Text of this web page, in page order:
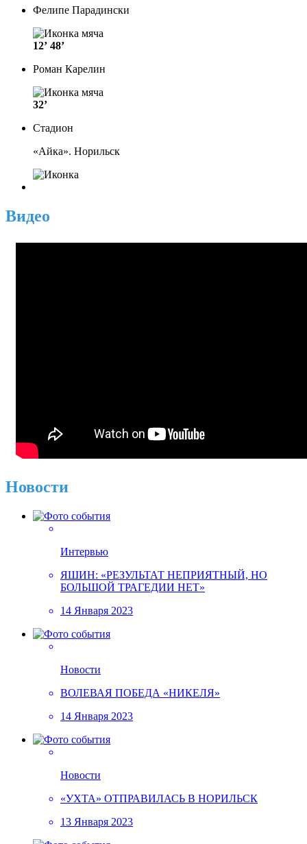
Фелипе Парадински
12’ 48’
Роман Карелин
32’
Стадион
«Айка». Норильск
Видео
Новости
Интервью
ЯШИН: «РЕЗУЛЬТАТ НЕПРИЯТНЫЙ, НО
БОЛЬШОЙ ТРАГЕДИИ НЕТ»
14 Января 2023
Новости
ВОЛЕВАЯ ПОБЕДА «НИКЕЛЯ»
14 Января 2023
Новости
«УХТА» ОТПРАВИЛАСЬ В НОРИЛЬСК
13 Января 2023